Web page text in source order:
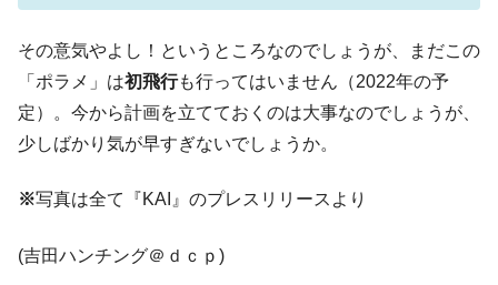
Fact1
甲子園通算本塁打、最多の清原に次いで多く打っ
Fact1 セレクトセールの高額取引馬が稼いだ金額とは？
その意気やよし！というところなのでしょうが、まだこの
「ポラメ」は初飛行も行ってはいません（2022年の予
定）。今から計画を立てておくのは大事なのでしょうが、
少しばかり気が早すぎないでしょうか。
※写真は全て『KAI』のプレスリリースより
(吉田ハンチング＠ｄｃｐ)